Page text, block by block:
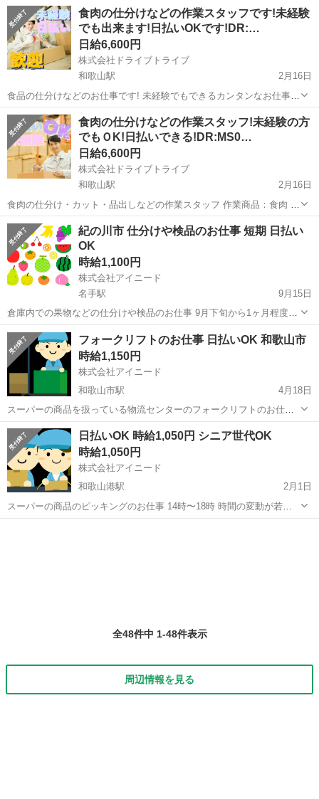
事の3つの魅力┈┈┈┈┈┈┈┈୨୧ ◎未経験でも簡単 未経験大歓迎！
安心し...
和歌山 和歌山市 和歌山駅 倉庫 スタッフ
食肉の仕分けなどの作業スタッフです!未経験
でも出来ます!日払いOKです!DR:…
日給6,600円
株式会社ドライブトライブ
和歌山駅
2月16日
食品の仕分けなどのお仕事です! 未経験でもできるカンタンなお仕事で
す☆ 13時までのお仕事で日勤帯で働こう！ お休みもシッカリ週2日確
保できます♪ どんどんご応募ください！ ୨୧┈┈┈┈┈┈┈┈┈お仕事
の3つの...
和歌山 和歌山市 和歌山駅 倉庫 スタッフ
食肉の仕分けなどの作業スタッフ!未経験の方
でもＯK!日払いできる!DR:MS0…
日給6,600円
株式会社ドライブトライブ
和歌山駅
2月16日
食肉の仕分け・カット・品出しなどの作業スタッフ 作業商品：食肉 年
齢層 ：24〜55歳くらいまでの方が活躍中 ୨୧┈┈┈┈┈┈┈┈┈お仕
事の3つの魅力┈┈┈┈┈┈┈┈୨୧ ◎日払いできる 働いたその日に申
請すれ...
和歌山 和歌山市 和歌山駅 倉庫 スタッフ
紀の川市 仕分けや検品のお仕事 短期 日払い
OK
時給1,100円
株式会社アイニード
名手駅
9月15日
倉庫内での果物などの仕分けや検品のお仕事 9月下旬から1ヶ月程度の
短期 交通費規定支給 日払いOK 規定有 自動車通勤OK 私服勤務OK 10
代から50代男女活躍中
和歌山 紀の川市 名手駅 短期
フォークリフトのお仕事 日払いOK 和歌山市
時給1,150円
株式会社アイニード
和歌山市駅
4月18日
スーパーの商品を扱っている物流センターのフォークリフトのお仕事
です。 日払いOK 規定有り 日曜日はお休み 月曜日、金曜日、土曜日出
勤出来る方 週3日から相談OK 自動車通勤OK
和歌山 和歌山市 和歌山市駅 倉庫 フォークリフト
日払いOK 時給1,050円 シニア世代OK
時給1,050円
株式会社アイニード
和歌山港駅
2月1日
スーパーの商品のピッキングのお仕事 14時〜18時 時間の変動が若干
あります 日曜日休み 他の休みも相談OK 週4日などもOK 60代前半の
全48件中 1-48件表示
周辺情報を見る